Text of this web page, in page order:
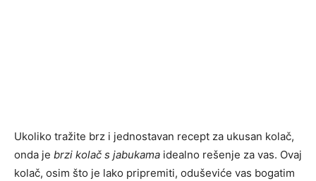
Ukoliko tražite brz i jednostavan recept za ukusan kolač,
onda je brzi kolač s jabukama idealno rešenje za vas. Ovaj
kolač, osim što je lako pripremiti, oduševiće vas bogatim